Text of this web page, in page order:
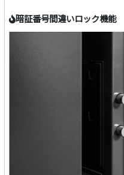
暗証番号間違いロック機能